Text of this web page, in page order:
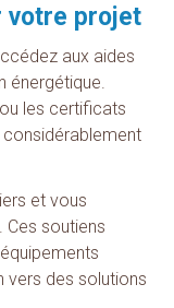
votre projet
aux aides
énergétique.
les certificats
et vous
Ces soutiens
vers des solutions